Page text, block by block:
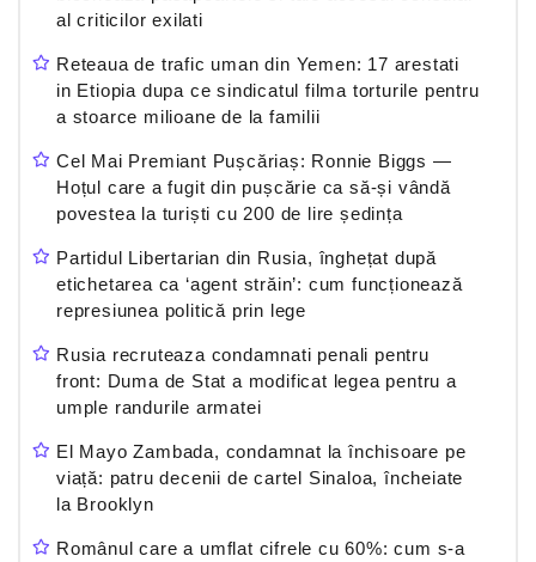
al criticilor exilati
Reteaua de trafic uman din Yemen: 17 arestati
in Etiopia dupa ce sindicatul filma torturile pentru
a stoarce milioane de la familii
Cel Mai Premiant Pușcăriaș: Ronnie Biggs —
Hoțul care a fugit din pușcărie ca să-și vândă
povestea la turiști cu 200 de lire ședința
Partidul Libertarian din Rusia, înghețat după
etichetarea ca ‘agent străin’: cum funcționează
represiunea politică prin lege
Rusia recruteaza condamnati penali pentru
front: Duma de Stat a modificat legea pentru a
umple randurile armatei
El Mayo Zambada, condamnat la închisoare pe
viață: patru decenii de cartel Sinaloa, încheiate
la Brooklyn
Românul care a umflat cifrele cu 60%: cum s-a